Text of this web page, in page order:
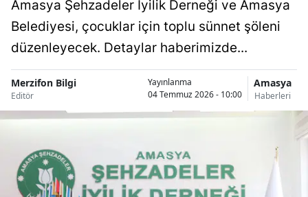
Amasya Şehzadeler İyilik Derneği ve Amasya
Belediyesi, çocuklar için toplu sünnet şöleni
düzenleyecek. Detaylar haberimizde...
Merzifon Bilgi
Editör
Yayınlanma
04 Temmuz 2026 - 10:00
Amasya
Haberleri